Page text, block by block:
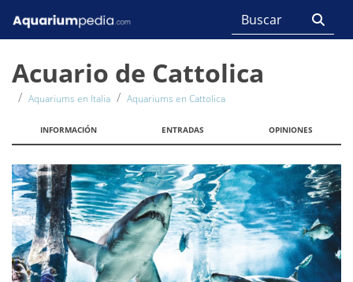
Acuario de Cattolica
Aquariums en Italia Aquariums en Cattolica
INFORMACIÓN ENTRADAS OPINIONES